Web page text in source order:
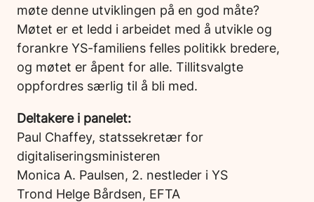
møte denne utviklingen på en god måte?
Møtet er et ledd i arbeidet med å utvikle og
forankre YS-familiens felles politikk bredere,
og møtet er åpent for alle. Tillitsvalgte
oppfordres særlig til å bli med.
Deltakere i panelet:
Paul Chaffey, statssekretær for
digitaliseringsministeren
Monica A. Paulsen, 2. nestleder i YS
Trond Helge Bårdsen, EFTA